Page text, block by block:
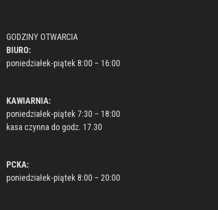
GODZINY OTWARCIA
BIURO:
poniedziałek-piątek 8:00 – 16:00
KAWIARNIA:
poniedziałek-piątek 7:30 – 18:00
kasa czynna do godz. 17.30
PCKA:
poniedziałek-piątek 8:00 – 20:00